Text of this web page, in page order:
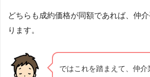
どちらも成約価格が同額であれば、仲
ります。
ではこれを踏まえて、仲介